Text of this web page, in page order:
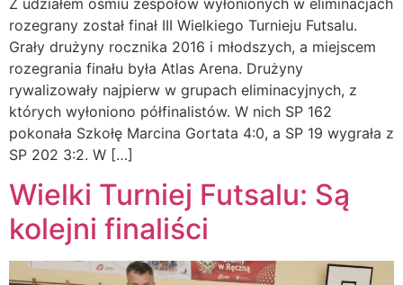
rozegrany został finał III Wielkiego Turnieju Futsalu.
Grały drużyny rocznika 2016 i młodszych, a miejscem
rozegrania finału była Atlas Arena. Drużyny
rywalizowały najpierw w grupach eliminacyjnych, z
których wyłoniono półfinalistów. W nich SP 162
pokonała Szkołę Marcina Gortata 4:0, a SP 19 wygrała z
SP 202 3:2. W […]
Wielki Turniej Futsalu: Są
kolejni finaliści